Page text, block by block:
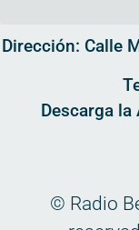
Dirección: Calle
Descarga
© Radio